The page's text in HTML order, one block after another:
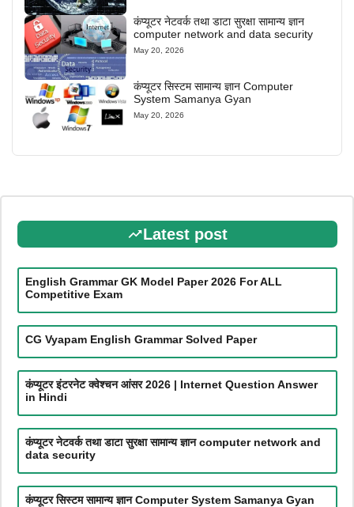
कंप्यूटर नेटवर्क तथा डाटा सुरक्षा सामान्य ज्ञान
computer network and data security
May 20, 2026
कंप्यूटर सिस्टम सामान्य ज्ञान Computer
System Samanya Gyan
May 20, 2026
Latest post
English Grammar GK Model Paper 2026 For ALL
Competitive Exam
CG Vyapam English Grammar Solved Paper
कंप्यूटर इंटरनेट क्वेश्चन आंसर 2026 | Internet Question Answer
in Hindi
कंप्यूटर नेटवर्क तथा डाटा सुरक्षा सामान्य ज्ञान computer network and
data security
कंप्यूटर सिस्टम सामान्य ज्ञान Computer System Samanya Gyan